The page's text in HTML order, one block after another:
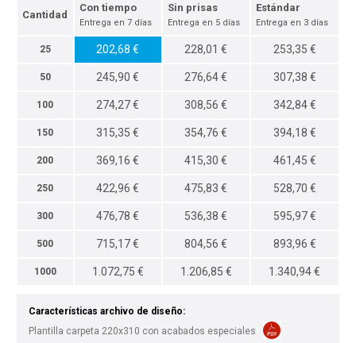
Cantidad
Con tiempo
Entrega en 7 días
Sin prisas
Entrega en 5 días
Estándar
Entrega en 3 días
25 202,68 € 228,01 € 253,35 €
50 245,90 € 276,64 € 307,38 €
100 274,27 € 308,56 € 342,84 €
150 315,35 € 354,76 € 394,18 €
200 369,16 € 415,30 € 461,45 €
250 422,96 € 475,83 € 528,70 €
300 476,78 € 536,38 € 595,97 €
500 715,17 € 804,56 € 893,96 €
1000 1.072,75 € 1.206,85 € 1.340,94 €
Características archivo de diseño:
Plantilla carpeta 220x310 con acabados especiales